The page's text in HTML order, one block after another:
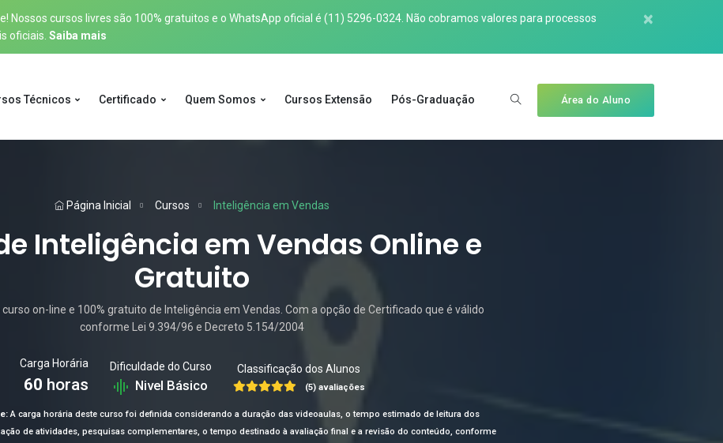
Nossos cursos livres são 100% gratuitos e o WhatsApp oficial é (11) 5296-0324 . Não cobramos valores para processos
oficiais. Saiba mais
×
Técnicos Certificado Quem Somos Cursos Extensão Pós-Graduação Área do Aluno
Página Inicial Cursos Inteligência em Vendas
Inteligência em Vendas Online e
Gratuito
on-line e 100% gratuito de Inteligência em Vendas. Com a opção de Certificado que é válido
conforme Lei 9.394/96 e Decreto 5.154/2004
Carga Horária
60 horas
Dificuldade do Curso
Nivel Básico
Classificação dos Alunos
(5) avaliações
A carga horária deste curso foi definida considerando a duração das videoaulas, o tempo estimado de leitura dos
de atividades, pesquisas complementares, o tempo destinado à avaliação final e a revisão do conteúdo, conforme